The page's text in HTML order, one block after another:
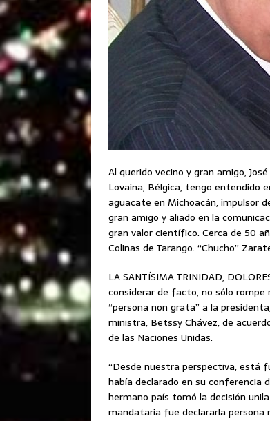
Al querido vecino y gran amigo,
Lovaina, Bélgica, tengo entendido
aguacate en Michoacán, impulsor
gran amigo y aliado en la
gran valor científico. Cerca de 50
Colinas de Tarango. “Chucho”
LA SANTÍSIMA TRINIDAD,
considerar de facto, no sólo rompe
“persona non grata” a la
ministra, Betssy Chávez, de
de las Naciones Unidas.
“Desde nuestra perspectiva, está
había declarado en su conferencia
hermano país tomó la decisión
mandataria fue declararla persona